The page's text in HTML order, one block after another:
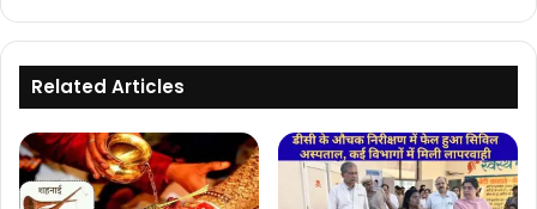
गारंटी
Related Articles